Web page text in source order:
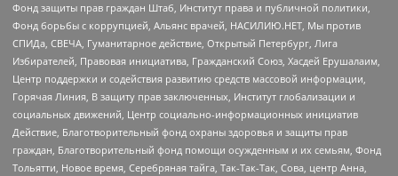
Фонд защиты прав граждан Штаб, Институт права и публичной политики,
Фонд борьбы с коррупцией, Альянс врачей, НАСИЛИЮ.НЕТ, Мы против
СПИДа, СВЕЧА, Гуманитарное действие, Открытый Петербург, Лига
Избирателей, Правовая инициатива, Гражданский Союз, Хасдей Ерушалаим,
Центр поддержки и содействия развитию средств массовой информации,
Горячая Линия, В защиту прав заключенных, Институт глобализации и
социальных движений, Центр социально-информационных инициатив
Действие, Благотворительный фонд охраны здоровья и защиты прав
граждан, Благотворительный фонд помощи осужденным и их семьям, Фонд
Тольятти, Новое время, Серебряная тайга, Так-Так-Так, Сова, центр Анна,